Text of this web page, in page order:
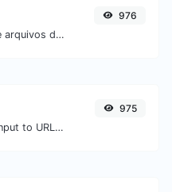
Converta facilmente arquivos de imagem GIF para JPG.
976
Encode any string input to URL format.
975